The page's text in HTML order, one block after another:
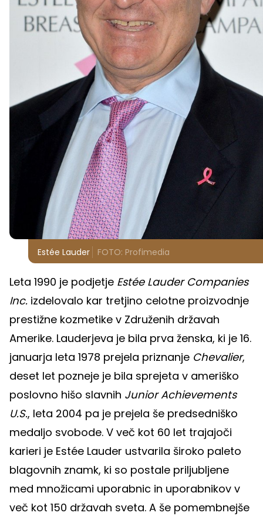
Estée Lauder FOTO: Profimedia
Leta 1990 je podjetje Estée Lauder Companies
Inc. izdelovalo kar tretjino celotne proizvodnje
prestižne kozmetike v Združenih državah
Amerike. Lauderjeva je bila prva ženska, ki je 16.
januarja leta 1978 prejela priznanje Chevalier,
deset let pozneje je bila sprejeta v ameriško
poslovno hišo slavnih Junior Achievements
U.S., leta 2004 pa je prejela še predsedniško
medaljo svobode. V več kot 60 let trajajoči
karieri je Estée Lauder ustvarila široko paleto
blagovnih znamk, ki so postale priljubljene
med množicami uporabnic in uporabnikov v
več kot 150 državah sveta. A še pomembnejše